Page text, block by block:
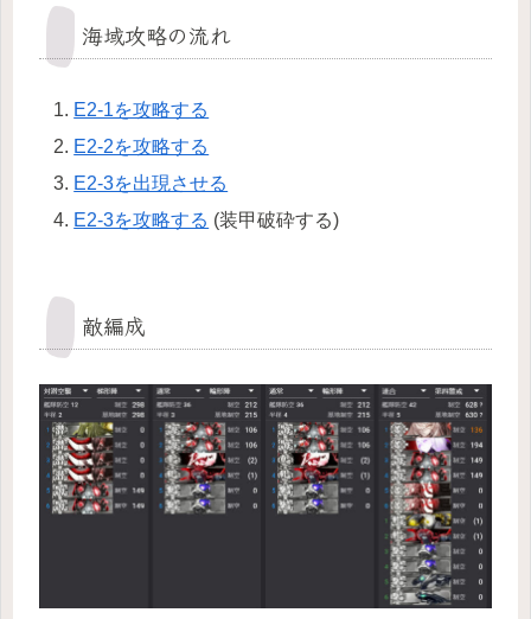
海域攻略の流れ
E2-1を攻略する
E2-2を攻略する
E2-3を出現させる
E2-3を攻略する (装甲破砕する)
敵編成